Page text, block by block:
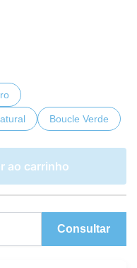
Boucle Verde
ao carrinho
Consultar